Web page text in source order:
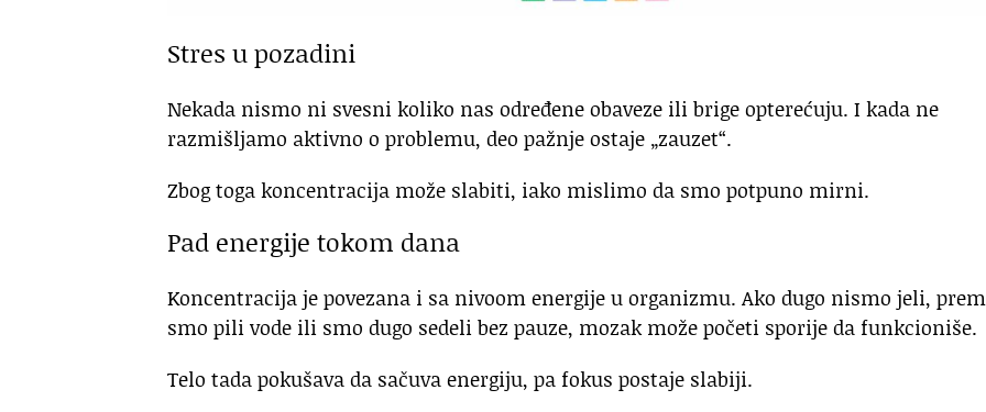
Stres u pozadini
Nekada nismo ni svesni koliko nas određene obaveze ili brige opterećuju. I kada ne
razmišljamo aktivno o problemu, deo pažnje ostaje „zauzet“.
Zbog toga koncentracija može slabiti, iako mislimo da smo potpuno mirni.
Pad energije tokom dana
Koncentracija je povezana i sa nivoom energije u organizmu. Ako dugo nismo jeli,
smo pili vode ili smo dugo sedeli bez pauze, mozak može početi sporije da funkcioniše.
Telo tada pokušava da sačuva energiju, pa fokus postaje slabiji.